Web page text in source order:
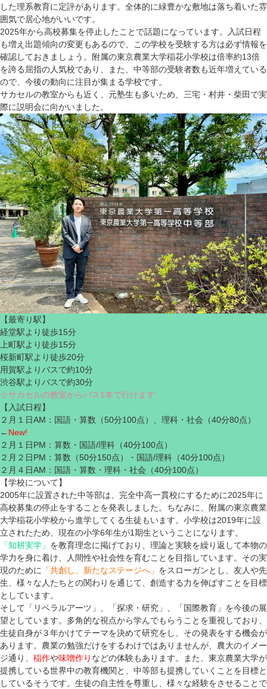
した理系教育に定評があります。全体的に緑豊かな敷地は落ち着いた雰
囲気で居心地がいいです。
2025年から高校募集を停止したことで話題になっています。入試日程
も増え出題傾向の変更もあるので、この学校を受験する方は必ず情報を
確認しておきましょう。附属の東京農業大学稲花小学校は倍率約13倍
を誇る屈指の人気校であり、また、中等部の受験者数も近年増えている
ので、今後の動向に注目が集まる学校です。
サカセルの教室からも近く、元塾生も多いため、三宅・村井・柴田で実
際に説明会に向かいました。
【最寄り駅】
経堂駅より徒歩15分
上町駅より徒歩15分
桜新町駅より徒歩20分
用賀駅よりバスで約10分
渋谷駅よりバスで約30分
☆サカセルの教室からバス1本で行けます
【入試日程】
２月１日AM：国語・算数（50分100点）、理科・社会（40分80点）
←New!
２月１日PM：算数・国語/理科（40分100点）
２月２日PM：算数（50分150点）・国語/理科（40分100点）
２月４日AM：国語・算数・理科・社会（40分100点）
【学校について】
2005年に設置された中等部は、完全中高一貫校にするために2025年に
高校募集の停止をすることを発表しました。ちなみに、附属の東京農業
大学稲花小学校から進学してくる生徒もいます。小学校は2019年に設
立されたため、現在の小学6年生が1期生ということになります。
「知耕実学」 を教育理念に掲げており、理論と実験を繰り返して本物の
学力を身に着け、人間性や社会性を育むことを目指しています。その実
現のために 「共創し、新たなステージへ」 をスローガンとし、友人や先
生、様々な人たちとの関わりを通じて、創造する力を伸ばすことを目標
としています。
そして「リベラルアーツ」、「探求・研究」、「国際教育」を今後の展
望としています。多角的な視点から学んでもらうことを重視しており、
生徒自身が３年かけてテーマを決めて研究をし、その発表をする機会が
あります。農業の勉強だけをするわけではありませんが、農大のイメー
ジ通り、 稲作や味噌作り などの体験もあります。また、東京農業大学が
提携している世界中の教育機関と、中等部も提携していくことを目標と
しているそうです。生徒の自主性を尊重し、様々な経験をさせることで